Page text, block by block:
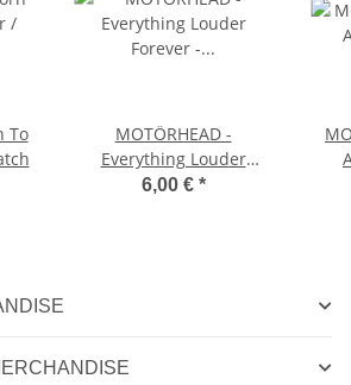
To
MOTÖRHEAD -
Everything Louder
Forever - Aufnäher /
6,00 € *